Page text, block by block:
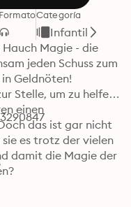
FormatoCategoría
Infantil
Magie - die
jeden Schuss zum
Geldnöten!
Stelle, um zu helfen.
einen
das ist gar nicht
es trotz der vielen
damit die Magie der